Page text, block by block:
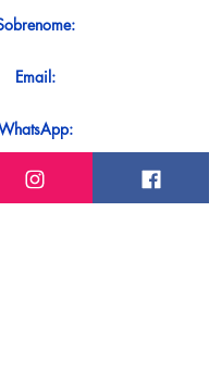
Email:
Mensagem: